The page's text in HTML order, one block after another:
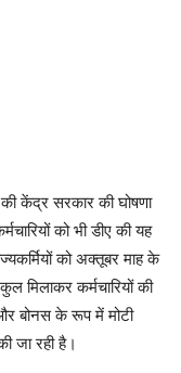
की केंद्र सरकार की घोषणा
को भी डीए की यह
को अक्तूबर माह के
मिलाकर कर्मचारियों की
बोनस के रूप में मोटी
जा रही है।